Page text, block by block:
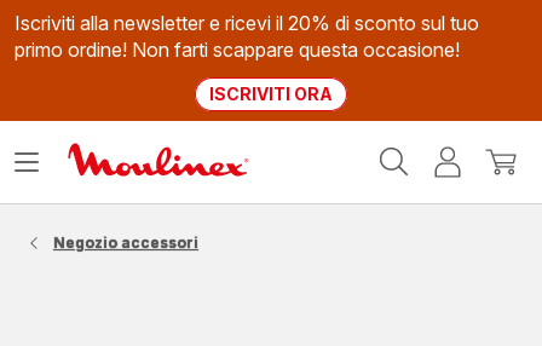
Iscriviti alla newsletter e ricevi il 20% di sconto sul tuo
primo ordine! Non farti scappare questa occasione!
ISCRIVITI ORA
Il
Apri
Negozio accessori